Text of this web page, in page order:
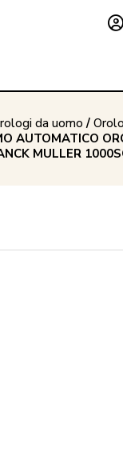
da uomo /
AUTOMATICO
MULLER